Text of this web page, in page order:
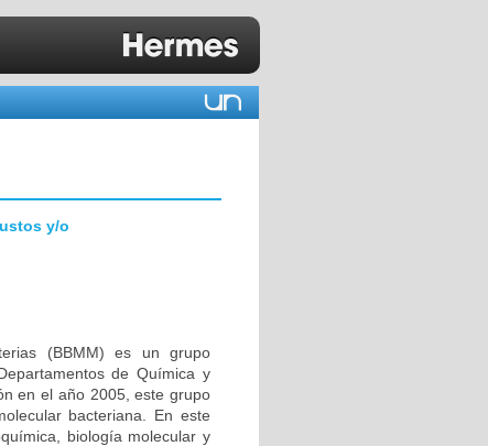
y/o
(BBMM) es un grupo
de Química y
en el año 2005, este grupo
bacteriana. En este
biología molecular y